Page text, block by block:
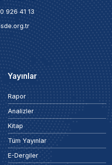
926 41 13
Yayınlar
Rapor
Analizler
Kitap
Tüm Yayınlar
E-Dergiler